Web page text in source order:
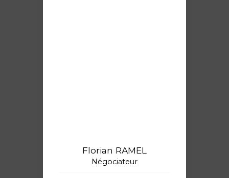
Florian RAMEL
Négociateur